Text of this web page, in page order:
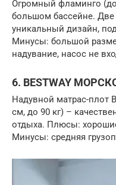
Огромный фламинго (до
большом бассейне.
уникальный дизайн,
Минусы: большой
надувание, насос не
6. BESTWAY
Надувной матрас-плот
см, до 90 кг) –
отдыха. Плюсы:
Минусы: средняя